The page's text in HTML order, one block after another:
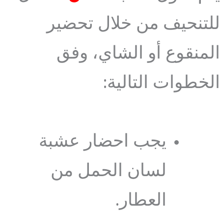
للتنحيف من خلال تحضير
المنقوع أو الشاي، وفق
الخطوات التالية:
يجب احضار عشبة
لسان الحمل من
العطار.